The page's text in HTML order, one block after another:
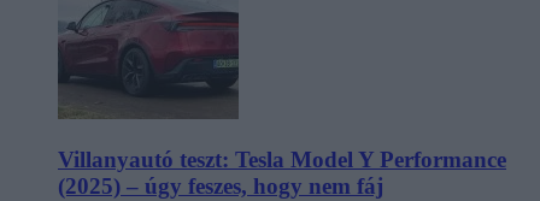
Villanyautó teszt: Tesla Model Y Performance
(2025) – úgy feszes, hogy nem fáj